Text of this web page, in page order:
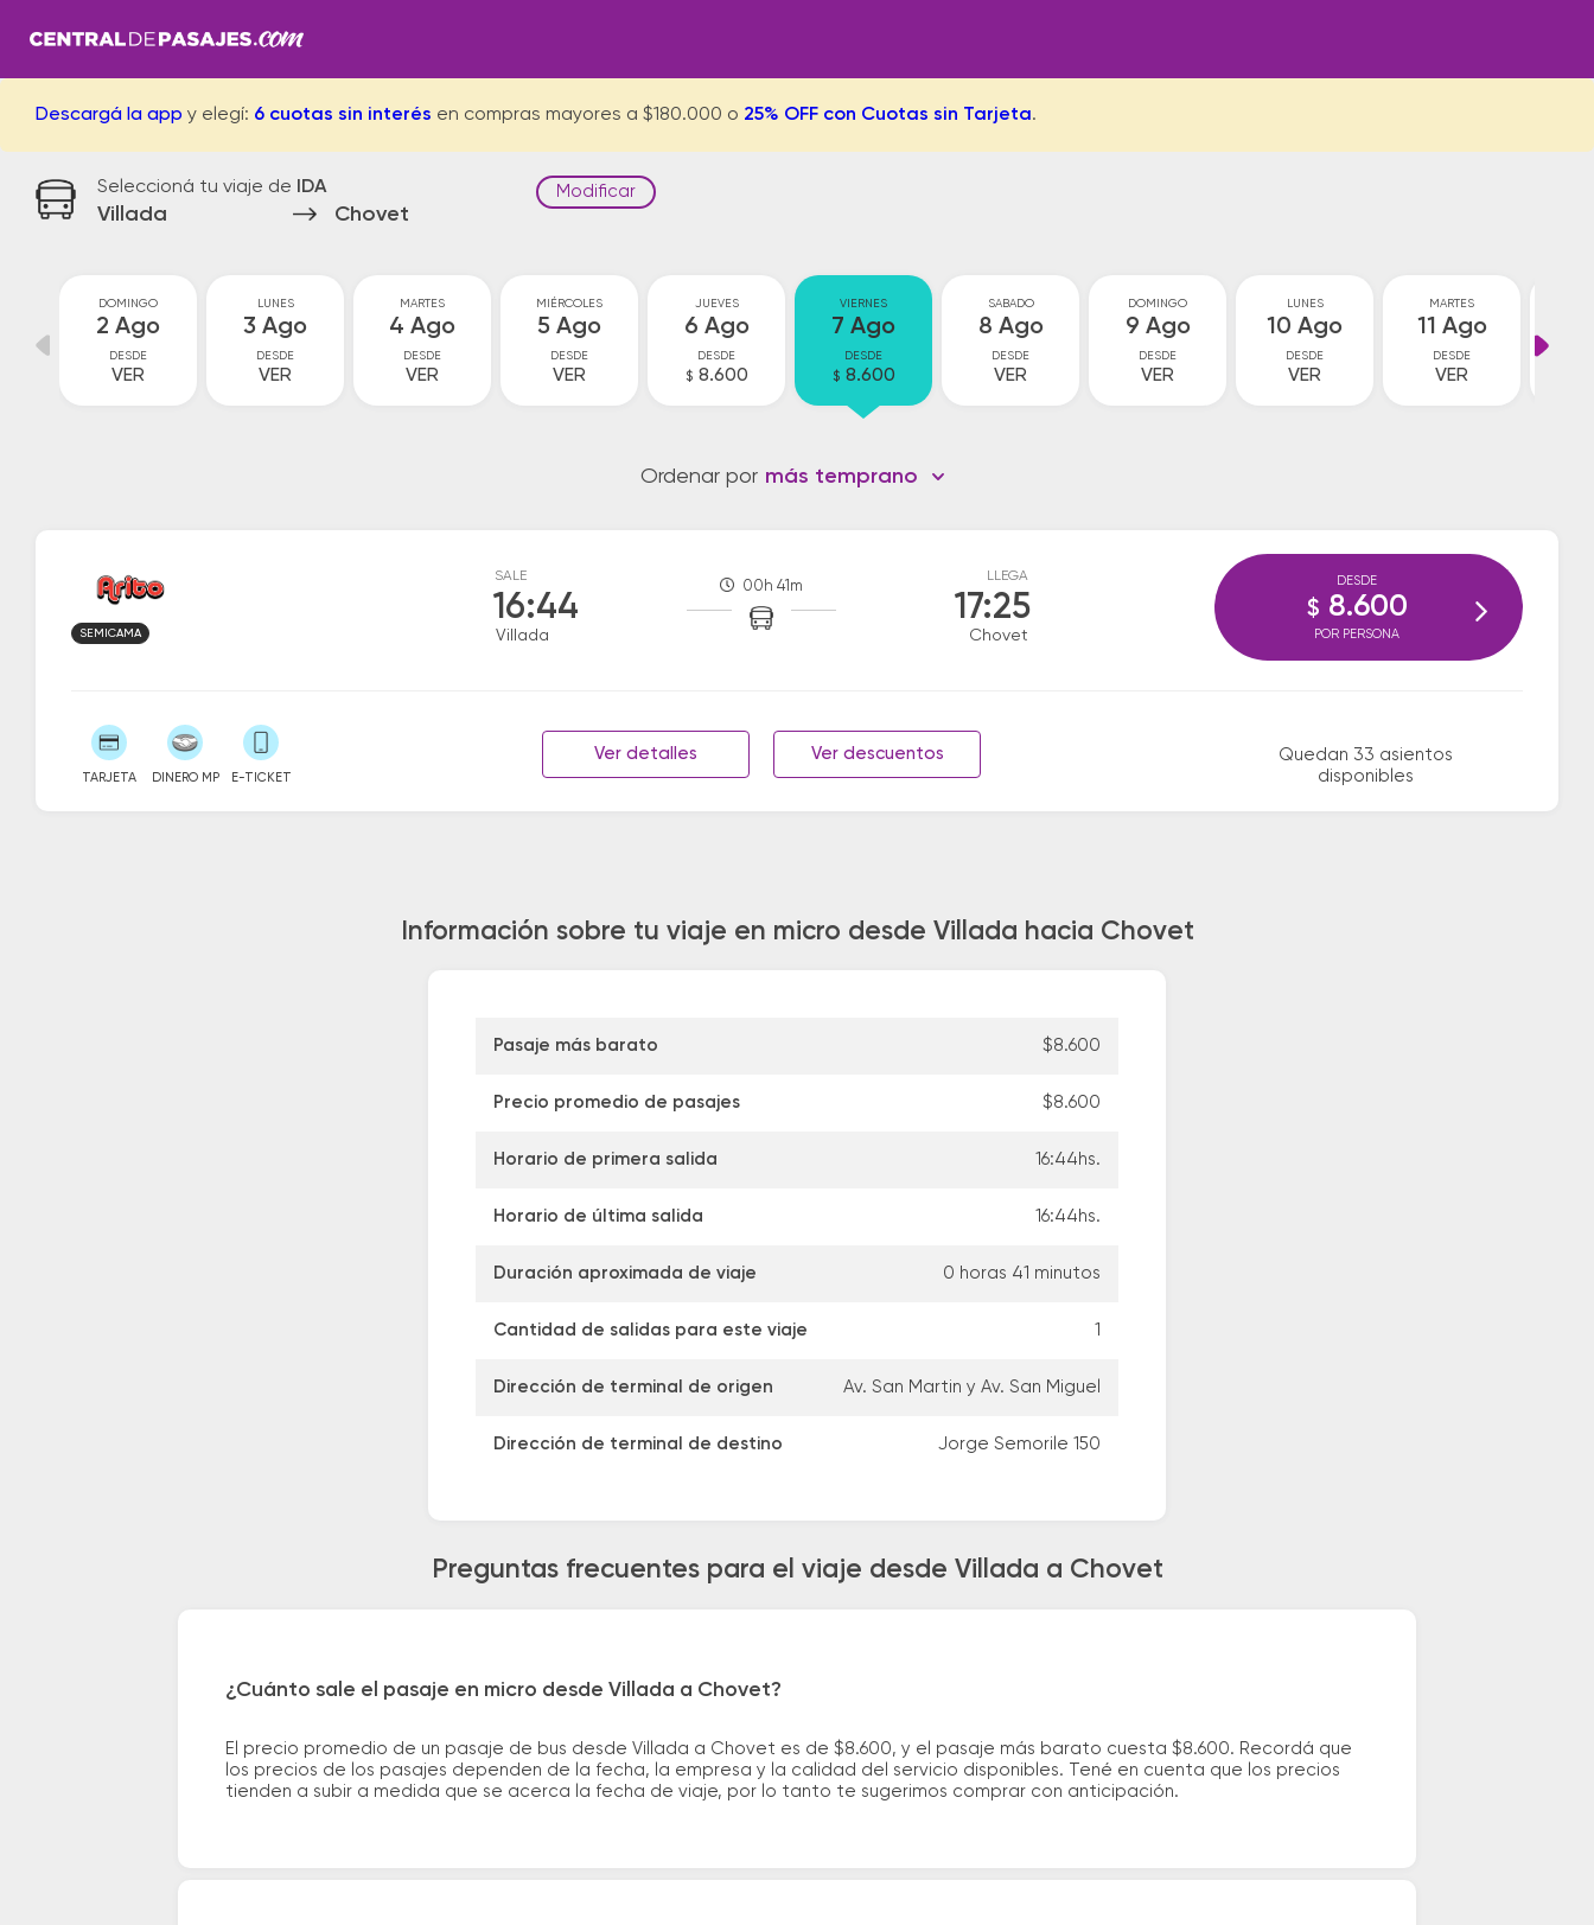
Descargá la app y elegí: 6 cuotas sin interés en compras mayores a $180.000 o 25% OFF con Cuotas sin Tarjeta.
Seleccioná tu viaje de IDA
Villada Chovet
Modificar
DOMINGO
2 Ago
DESDE
VER
LUNES
3 Ago
DESDE
VER
MARTES
4 Ago
DESDE
VER
MIÉRCOLES
5 Ago
DESDE
VER
JUEVES
6 Ago
DESDE
$ 8.600
VIERNES
7 Ago
DESDE
$ 8.600
SABADO
8 Ago
DESDE
VER
DOMINGO
9 Ago
DESDE
VER
LUNES
10 Ago
DESDE
VER
MARTES
11 Ago
DESDE
VER
Ordenar por más temprano
SALE
16:44
Villada
00h 41m
LLEGA
17:25
Chovet
SEMICAMA
TARJETA DINERO MP E-TICKET
Ver detalles Ver descuentos
Quedan 33 asientos
disponibles
DESDE
$ 8.600
POR PERSONA
Información sobre tu viaje en micro desde Villada hacia Chovet
Pasaje más barato $8.600
Precio promedio de pasajes $8.600
Horario de primera salida 16:44hs.
Horario de última salida 16:44hs.
Duración aproximada de viaje 0 horas 41 minutos
Cantidad de salidas para este viaje 1
Dirección de terminal de origen Av. San Martin y Av. San Miguel
Dirección de terminal de destino Jorge Semorile 150
Preguntas frecuentes para el viaje desde Villada a Chovet
¿Cuánto sale el pasaje en micro desde Villada a Chovet?
El precio promedio de un pasaje de bus desde Villada a Chovet es de $8.600, y el pasaje más barato cuesta $8.600. Recordá que
los precios de los pasajes dependen de la fecha, la empresa y la calidad del servicio disponibles. Tené en cuenta que los precios
tienden a subir a medida que se acerca la fecha de viaje, por lo tanto te sugerimos comprar con anticipación.